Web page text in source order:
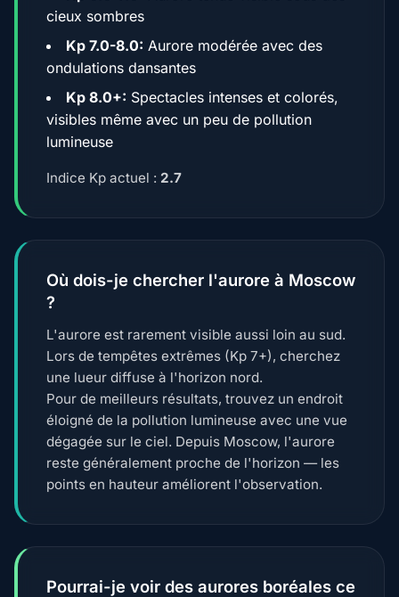
cieux sombres
Kp 7.0-8.0: Aurore modérée avec des
ondulations dansantes
Kp 8.0+: Spectacles intenses et colorés,
visibles même avec un peu de pollution
lumineuse
Indice Kp actuel : 2.7
Où dois-je chercher l'aurore à Moscow
?
L'aurore est rarement visible aussi loin au sud.
Lors de tempêtes extrêmes (Kp 7+), cherchez
une lueur diffuse à l'horizon nord.
Pour de meilleurs résultats, trouvez un endroit
éloigné de la pollution lumineuse avec une vue
dégagée sur le ciel. Depuis Moscow, l'aurore
reste généralement proche de l'horizon — les
points en hauteur améliorent l'observation.
Pourrai-je voir des aurores boréales ce